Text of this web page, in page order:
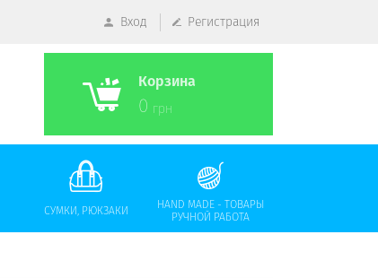
Вход Регистрация
Корзина
0 грн
СУМКИ, РЮКЗАКИ
HAND MADE - ТОВАРЫ
РУЧНОЙ РАБОТА